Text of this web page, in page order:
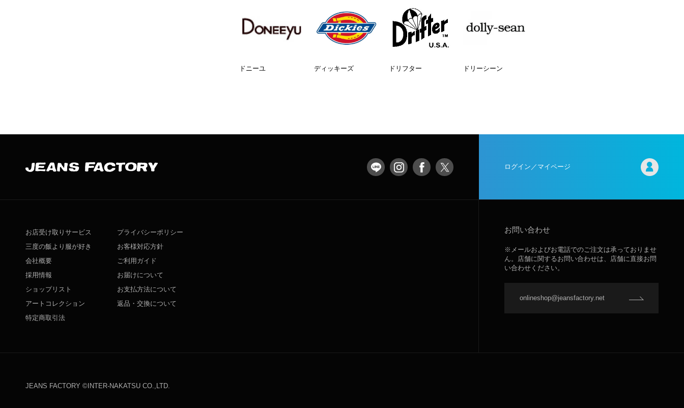
ドニーユ ディッキーズ ドリフター ドリーシーン
ログイン／マイページ
お店受け取りサービス
三度の飯より服が好き
会社概要
採用情報
ショップリスト
アートコレクション
特定商取引法
プライバシーポリシー
お客様対応方針
ご利用ガイド
お届けについて
お支払方法について
返品・交換について
お問い合わせ
※メールおよびお電話でのご注文は承っておりませ
ん。店舗に関するお問い合わせは、店舗に直接お問
い合わせください。
onlineshop@jeansfactory.net
JEANS FACTORY ©INTER-NAKATSU CO.,LTD.